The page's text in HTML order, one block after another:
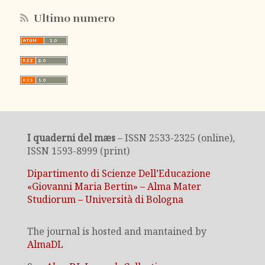
Ultimo numero
I quaderni del mæs– ISSN 2533-2325 (online),
ISSN 1593-8999 (print)
Dipartimento di Scienze Dell’Educazione
«Giovanni Maria Bertin» – Alma Mater
Studiorum – Università di Bologna
The journal is hosted and mantained by
AlmaDL